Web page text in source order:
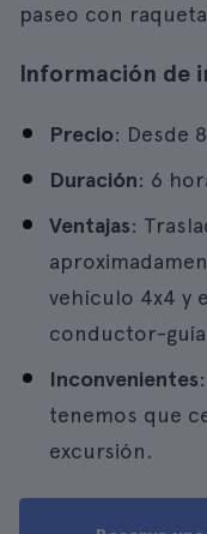
paseo con
Información de
Precio: Desde
Duración: 6
Ventajas:
vehículo 4x4 y
conductor-
Inconvenientes
tenemos que
excursión.